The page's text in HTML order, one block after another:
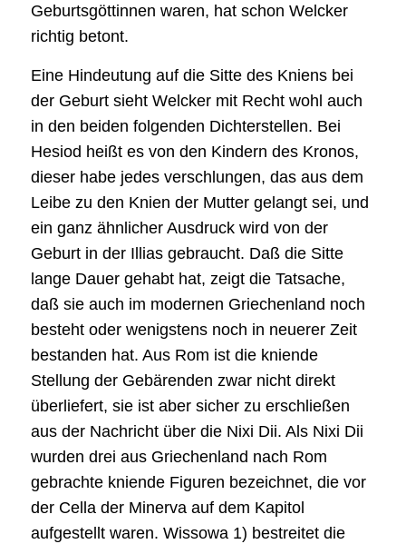
Geburtsgöttinnen waren, hat schon Welcker
richtig betont.
Eine Hindeutung auf die Sitte des Kniens bei
der Geburt sieht Welcker mit Recht wohl auch
in den beiden folgenden Dichterstellen. Bei
Hesiod heißt es von den Kindern des Kronos,
dieser habe jedes verschlungen, das aus dem
Leibe zu den Knien der Mutter gelangt sei, und
ein ganz ähnlicher Ausdruck wird von der
Geburt in der Illias gebraucht. Daß die Sitte
lange Dauer gehabt hat, zeigt die Tatsache,
daß sie auch im modernen Griechenland noch
besteht oder wenigstens noch in neuerer Zeit
bestanden hat. Aus Rom ist die kniende
Stellung der Gebärenden zwar nicht direkt
überliefert, sie ist aber sicher zu erschließen
aus der Nachricht über die Nixi Dii. Als Nixi Dii
wurden drei aus Griechenland nach Rom
gebrachte kniende Figuren bezeichnet, die vor
der Cella der Minerva auf dem Kapitol
aufgestellt waren. Wissowa 1) bestreitet die